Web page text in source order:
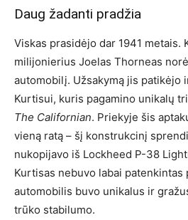
Daug žadanti pradžia
Viskas prasidėjo dar 1941 metais.
milijonierius Joelas Thorneas
automobilį. Užsakymą jis patikėjo
Kurtisui, kuris pagamino unikalų
The Californian. Priekyje šis
vieną ratą – šį konstrukcinį
nukopijavo iš Lockheed P-38
Kurtisas nebuvo labai patenkintas
automobilis buvo unikalus ir
trūko stabilumo.